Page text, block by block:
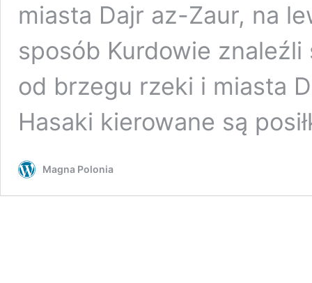
miasta Dajr az-Zaur, na
sposób Kurdowie
od brzegu rzeki i miasta
Hasaki kierowane są
Magna Polonia